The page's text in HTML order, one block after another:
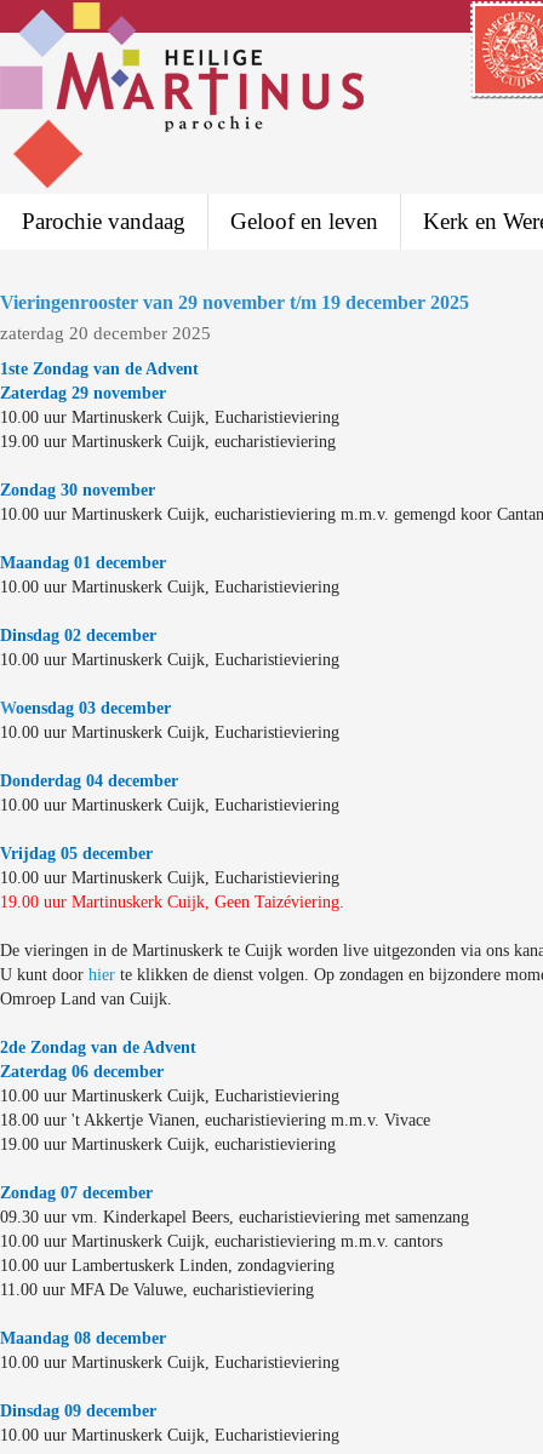
Parochie vandaag Geloof en leven Kerk en
Vieringenrooster van 29 november t/m 19 december 2025
zaterdag 20 december 2025
1ste Zondag van de Advent
Zaterdag 29 november
10.00 uur Martinuskerk Cuijk, Eucharistieviering
19.00 uur Martinuskerk Cuijk, eucharistieviering
Zondag 30 november
10.00 uur Martinuskerk Cuijk, eucharistieviering m.m.v. gemengd koor
Maandag 01 december
10.00 uur Martinuskerk Cuijk, Eucharistieviering
Dinsdag 02 december
10.00 uur Martinuskerk Cuijk, Eucharistieviering
Woensdag 03 december
10.00 uur Martinuskerk Cuijk, Eucharistieviering
Donderdag 04 december
10.00 uur Martinuskerk Cuijk, Eucharistieviering
Vrijdag 05 december
10.00 uur Martinuskerk Cuijk, Eucharistieviering
19.00 uur Martinuskerk Cuijk, Geen Taizéviering.
De vieringen in de Martinuskerk te Cuijk worden live uitgezonden via ons
U kunt door hier te klikken de dienst volgen. Op zondagen en bijzondere
Omroep Land van Cuijk.
2de Zondag van de Advent
Zaterdag 06 december
10.00 uur Martinuskerk Cuijk, Eucharistieviering
18.00 uur 't Akkertje Vianen, eucharistieviering m.m.v. Vivace
19.00 uur Martinuskerk Cuijk, eucharistieviering
Zondag 07 december
09.30 uur vm. Kinderkapel Beers, eucharistieviering met samenzang
10.00 uur Martinuskerk Cuijk, eucharistieviering m.m.v. cantors
10.00 uur Lambertuskerk Linden, zondagviering
11.00 uur MFA De Valuwe, eucharistieviering
Maandag 08 december
10.00 uur Martinuskerk Cuijk, Eucharistieviering
Dinsdag 09 december
10.00 uur Martinuskerk Cuijk, Eucharistieviering